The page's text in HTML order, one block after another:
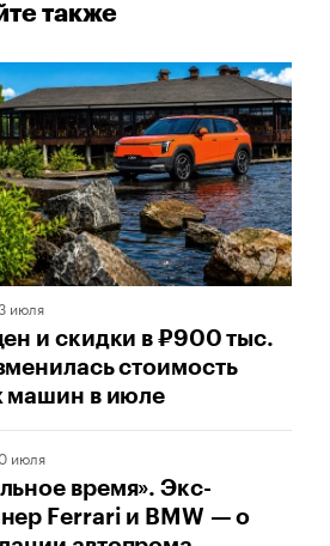
также
июля
и скидки в ₽900 тыс.
стоимость
машин в июле
июля
время». Экс-
Ferrari и BMW — о